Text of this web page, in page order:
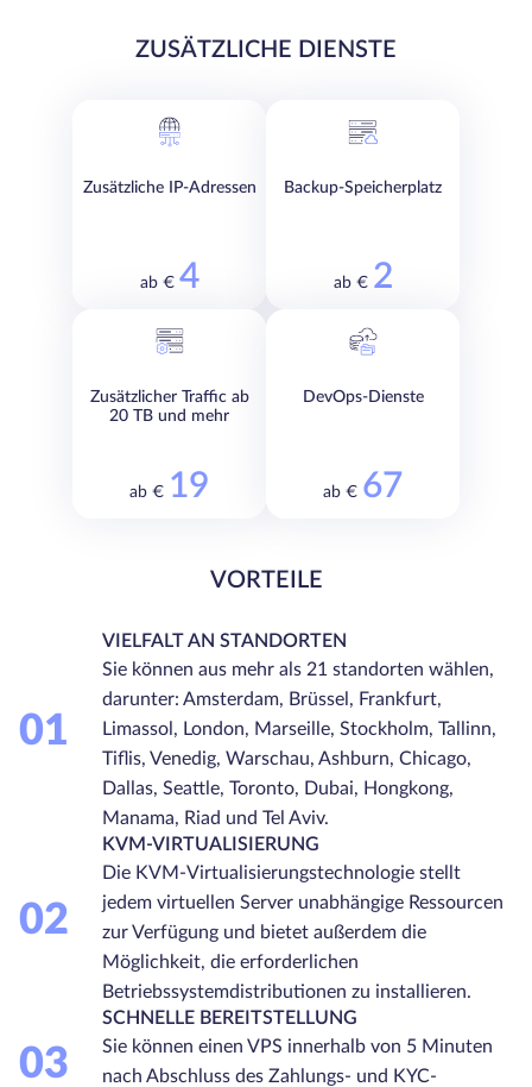
ZUSÄTZLICHE DIENSTE
Zusätzliche IP-Adressen
ab € 4
Backup-Speicherplatz
ab € 2
Zusätzlicher Traffic ab
20 TB und mehr
ab € 19
DevOps-Dienste
ab € 67
VORTEILE
01
VIELFALT AN STANDORTEN
Sie können aus mehr als 21 standorten wählen,
darunter: Amsterdam, Brüssel, Frankfurt,
Limassol, London, Marseille, Stockholm, Tallinn,
Tiflis, Venedig, Warschau, Ashburn, Chicago,
Dallas, Seattle, Toronto, Dubai, Hongkong,
Manama, Riad und Tel Aviv.
02
KVM-VIRTUALISIERUNG
Die KVM-Virtualisierungstechnologie stellt
jedem virtuellen Server unabhängige Ressourcen
zur Verfügung und bietet außerdem die
Möglichkeit, die erforderlichen
Betriebssystemdistributionen zu installieren.
03
SCHNELLE BEREITSTELLUNG
Sie können einen VPS innerhalb von 5 Minuten
nach Abschluss des Zahlungs- und KYC-